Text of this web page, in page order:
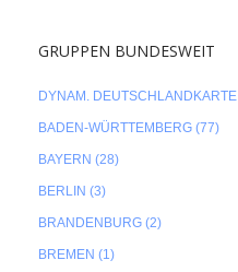
GRUPPEN BUNDESWEIT
DYNAM. DEUTSCHLANDKARTE
BADEN-WÜRTTEMBERG (77)
BAYERN (28)
BERLIN (3)
BRANDENBURG (2)
BREMEN (1)